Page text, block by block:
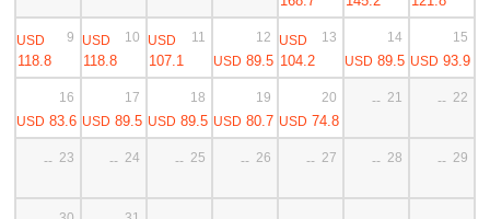
USD
118.8
9 USD
118.8
10 USD
107.1
11
USD 89.5
12 USD
104.2
13
USD 89.5
14
USD 93.9
15
USD 83.6
16
USD 89.5
17
USD 89.5
18
USD 80.7
19
USD 74.8
20 -- 21 -- 22
-- 23 -- 24 -- 25 -- 26 -- 27 -- 28 -- 29